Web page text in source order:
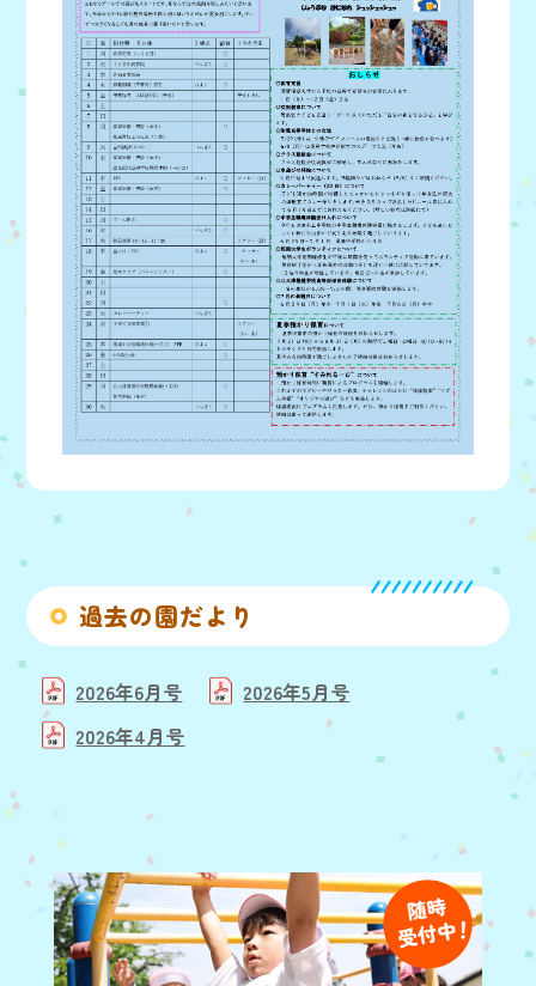
過去の園だより
2026年6月号
2026年5月号
2026年4月号